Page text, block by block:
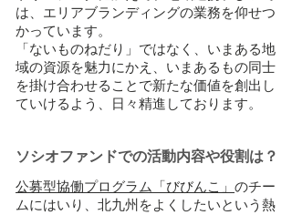
は、エリアブランディングの業務を仰せつ
かっています。
「ないものねだり」ではなく、いまある地
域の資源を魅力にかえ、いまあるもの同士
を掛け合わせることで新たな価値を創出し
ていけるよう、日々精進しております。
ソシオファンドでの活動内容や役割は？
公募型協働プログラム「びびんこ」 のチー
ムにはいり、北九州をよくしたいという熱